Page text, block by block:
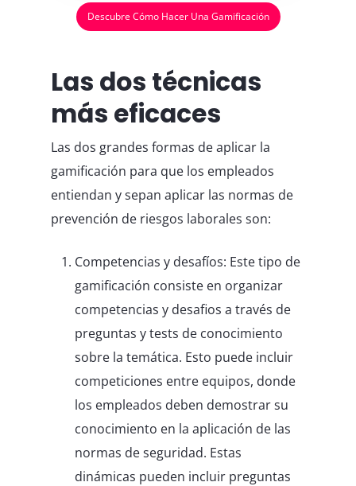
Descubre Cómo Hacer Una Gamificación
Las dos técnicas
más eficaces
Las dos grandes formas de aplicar la
gamificación para que los empleados
entiendan y sepan aplicar las normas de
prevención de riesgos laborales son:
Competencias y desafíos: Este tipo de
gamificación consiste en organizar
competencias y desafios a través de
preguntas y tests de conocimiento
sobre la temática. Esto puede incluir
competiciones entre equipos, donde
los empleados deben demostrar su
conocimiento en la aplicación de las
normas de seguridad. Estas
dinámicas pueden incluir preguntas